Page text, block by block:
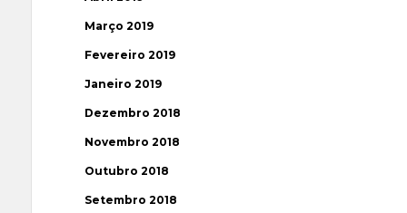
Março 2019
Fevereiro 2019
Janeiro 2019
Dezembro 2018
Novembro 2018
Outubro 2018
Setembro 2018